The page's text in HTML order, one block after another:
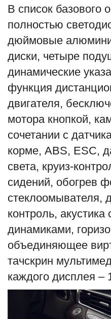
В список базового
полностью
дюймовые
диски, четыре
динамические
функция
двигателя,
мотора кнопкой,
сочетании с
корме, ABS, ESC,
света, круиз-
сидений, обогрев
стеклоомывателя,
контроль,
динамиками,
объединяющее
тачскрин
каждого дисплея –